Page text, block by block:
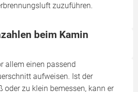
zuzuführen.
beim Kamin
allem einen passend
aufweisen. Ist der
oder zu klein bemessen, kann er